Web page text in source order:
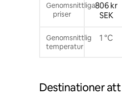
Genomsnittliga
priser
806 kr
SEK
Genomsnittlig
temperatur
1 °C
Destinationer